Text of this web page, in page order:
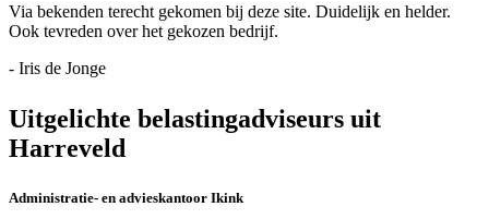
Via bekenden terecht gekomen bij deze site. Duidelijk en helder.
Ook tevreden over het gekozen bedrijf.
- Iris de Jonge
Uitgelichte belastingadviseurs uit
Harreveld
Administratie- en advieskantoor Ikink